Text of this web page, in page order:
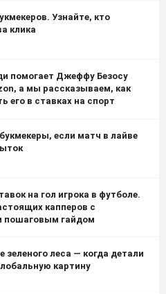
Узнайте, кто
клика
помогает Джеффу Безосу
а мы рассказываем, как
его в ставках на спорт
если матч в лайве
на гол игрока в футболе.
капперов с
пошаговым гайдом
зеленого леса — когда детали
картину